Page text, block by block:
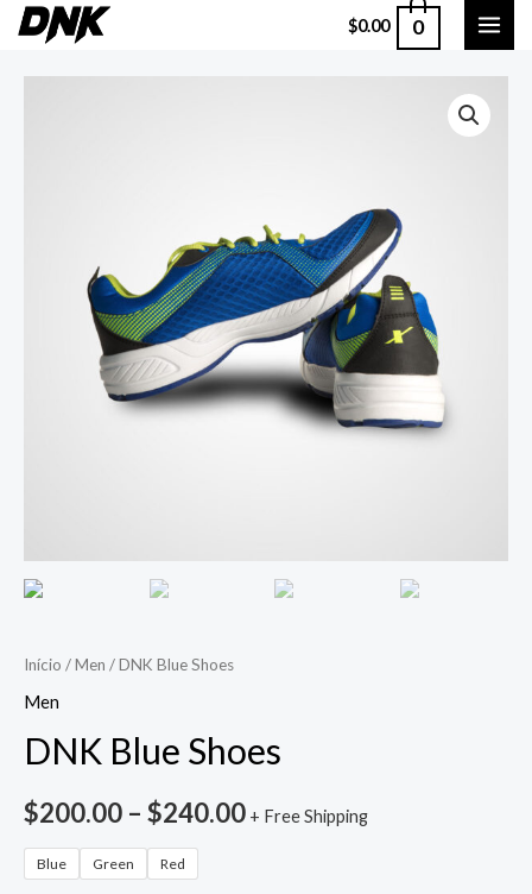
$0.00 0
Início /Men / DNK Blue Shoes
Men
DNK Blue Shoes
$200.00 – $240.00 + Free Shipping
Blue Green Red